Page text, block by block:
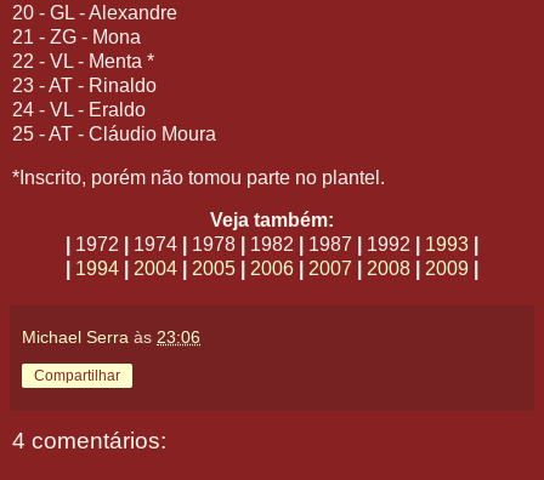
20 - GL - Alexandre
21 - ZG - Mona
22 - VL - Menta *
23 - AT - Rinaldo
24 - VL - Eraldo
25 - AT - Cláudio Moura
*Inscrito, porém não tomou parte no plantel.
Veja também:
1972 1974 1978 1982 1987 1992 1993
1994 2004 2005 2006 2007 2008 2009
Michael Serra às 23:06
Compartilhar
4 comentários: